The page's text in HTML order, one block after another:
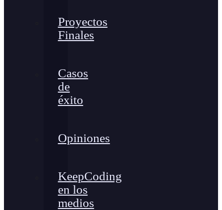
Proyectos
Finales
Casos
de
éxito
Opiniones
KeepCoding
en los
medios